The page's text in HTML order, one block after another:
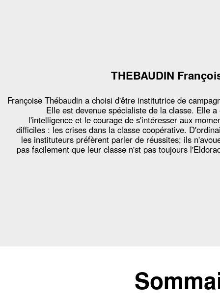
THEBAUDIN
Françoise Thébaudin a choisi d'être institutrice de
Elle est devenue spécialiste de la classe. Elle a
l'intelligence et le courage de s'intéresser aux
difficiles : les crises dans la classe coopérative.
les instituteurs préfèrent parler de réussites; ils
pas facilement que leur classe n'st pas toujours